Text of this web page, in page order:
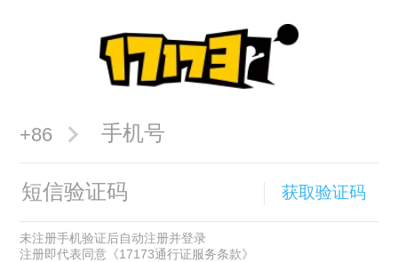
+86
获取验证码
未注册手机验证后自动注册并登录
注册即代表同意 《17173通行证服务条款》